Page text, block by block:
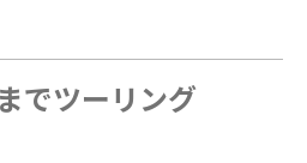
でツーリング